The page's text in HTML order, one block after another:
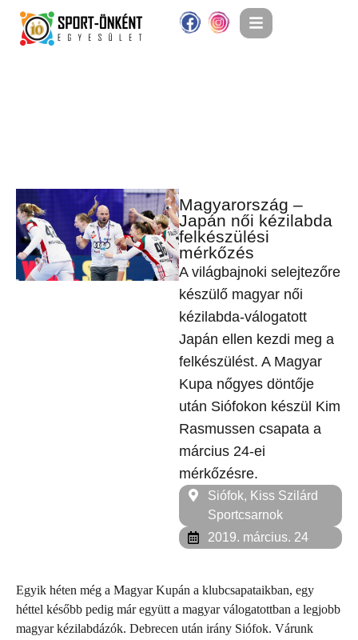
Magyarország –
Japán női kézilabda
felkészülési
mérkőzés
A világbajnoki selejtezőre
készülő magyar női
kézilabda-válogatott
Japán ellen kezdi meg a
felkészülést. A Magyar
Kupa nőgyes döntője
után Siófokon készül Kim
Rasmussen csapata a
március 24-ei
mérkőzésre.
Siófok, Kiss Szilárd
Sportcsarnok
2019. március. 24
Egyik héten még a Magyar Kupán a klubcsapataikban, egy
héttel később pedig már együtt a magyar válogatottban a legjobb
magyar kézilabdázók. Debrecen után irány Siófok. Várunk